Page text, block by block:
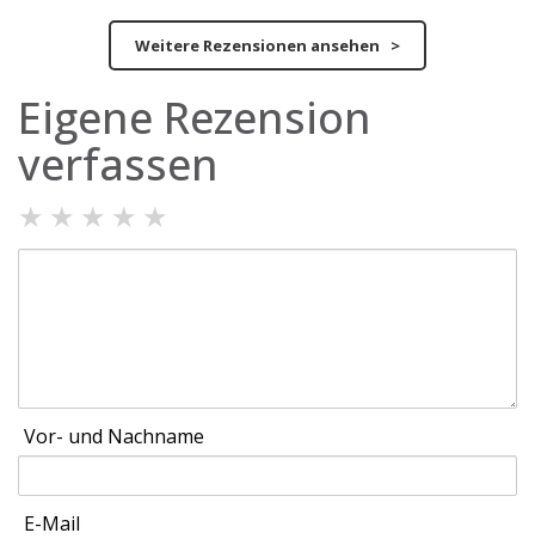
Weitere Rezensionen ansehen >
Eigene Rezension
verfassen
★ ★ ★ ★ ★
Vor- und Nachname
E-Mail